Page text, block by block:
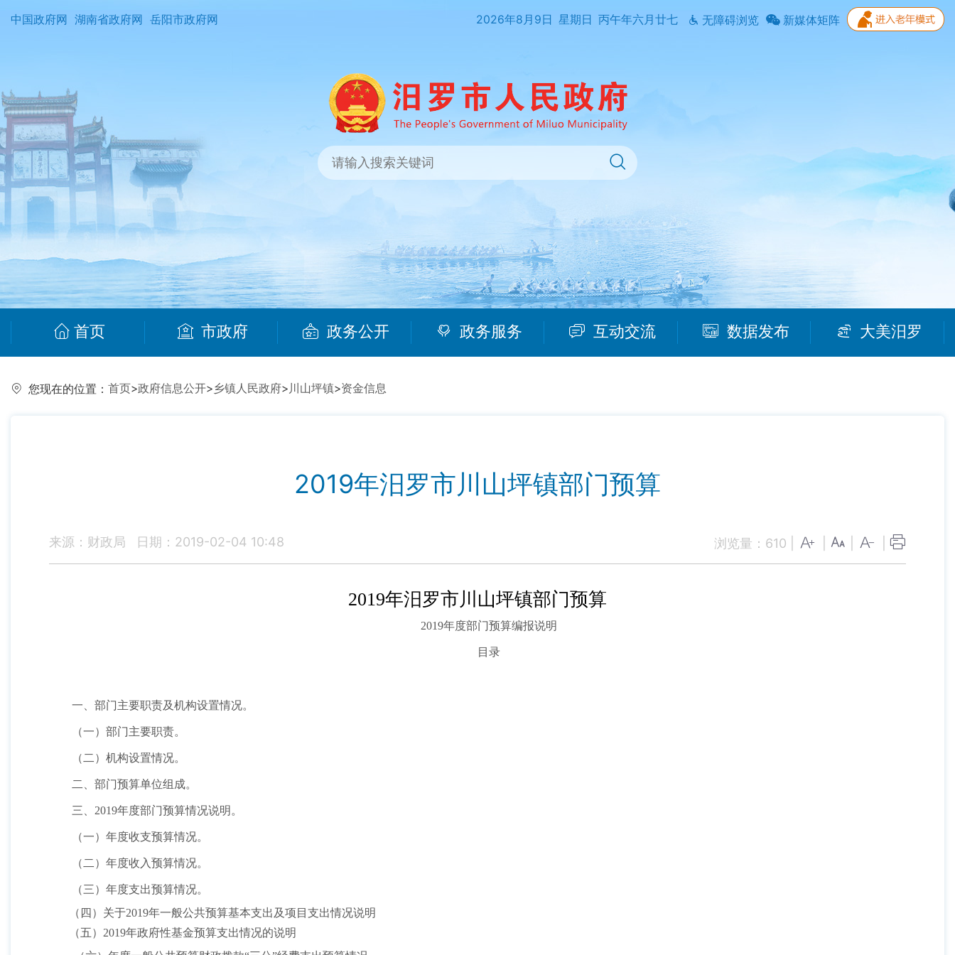
中国政府网 湖南省政府网 岳阳市政府网 2026年8月9日 星期日 丙午年六月廿七 无障碍浏览 新媒体矩阵
首页 市政府 政务公开 政务服务 互动交流 数据发布 大美汨罗
您现在的位置： 首页>政府信息公开>乡镇人民政府>川山坪镇>资金信息
2019年汨罗市川山坪镇部门预算
来源：财政局 日期：2019-02-04 10:48 浏览量： 610
2019年汨罗市川山坪镇部门预算
2019年度部门预算编报说明
目录
一、部门主要职责及机构设置情况。
（一）部门主要职责。
（二）机构设置情况。
二、部门预算单位组成。
三、 2019年度部门预算情况说明。
（一）年度收支预算情况。
（二）年度收入预算情况。
（三）年度支出预算情况。
（四）关于2019年一般公共预算基本支出及项目支出情况说明
（五）2019年政府性基金预算支出情况的说明